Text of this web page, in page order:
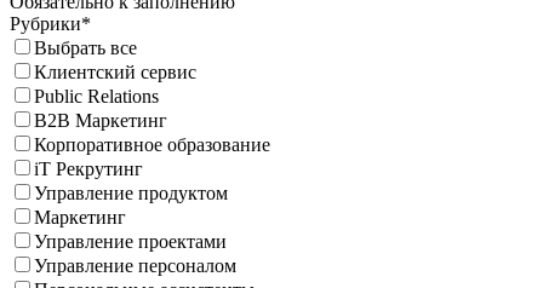
Рубрики*
Выбрать все
Клиентский сервис
Public Relations
B2B Маркетинг
Корпоративное образование
iT Рекрутинг
Управление продуктом
Маркетинг
Управление проектами
Управление персоналом